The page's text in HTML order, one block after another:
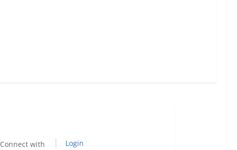
Connect with Login